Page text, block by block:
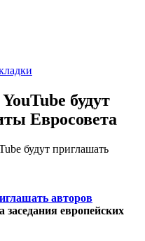
будут
Евросовета
авторов
европейских